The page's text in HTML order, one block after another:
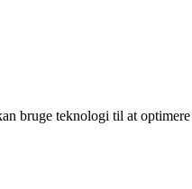
bruge teknologi til at